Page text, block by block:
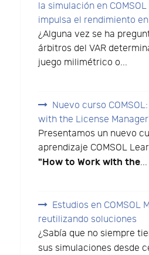
la simulación en
impulsa el rendimiento
¿Alguna vez se ha
árbitros del VAR
juego milimétrico o...
Nuevo curso
with the License
Presentamos un nuevo
aprendizaje COMSOL
"How to Work with the...
Estudios en COMSOL
reutilizando soluciones
¿Sabía que no siempre
sus simulaciones desde